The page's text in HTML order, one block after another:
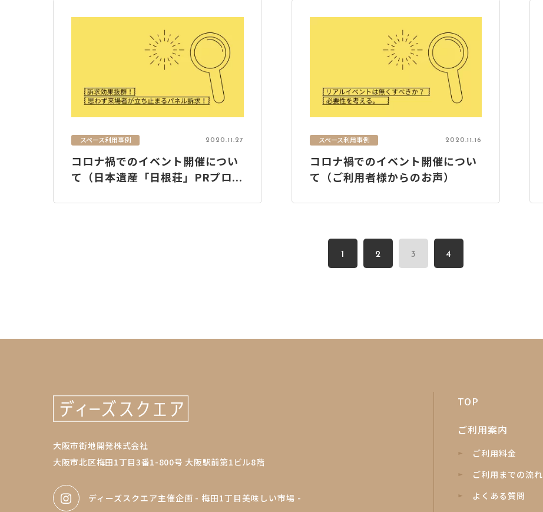
スペース利用事例 2020.11.27
コロナ禍でのイベント開催につい
て（日本遺産「日根荘」PRプロ...
スペース利用事例 2020.11.16
コロナ禍でのイベント開催につい
て（ご利用者様からのお声）
1 2 3 4
大阪市街地開発株式会社
大阪市北区梅田1丁目3番1-800号 大阪駅前第1ビル8階
ディーズスクエア主催企画 - 梅田1丁目美味しい市場 -
TOP
ご利用案内
ご利用料金
ご利用までの流れ
よくある質問